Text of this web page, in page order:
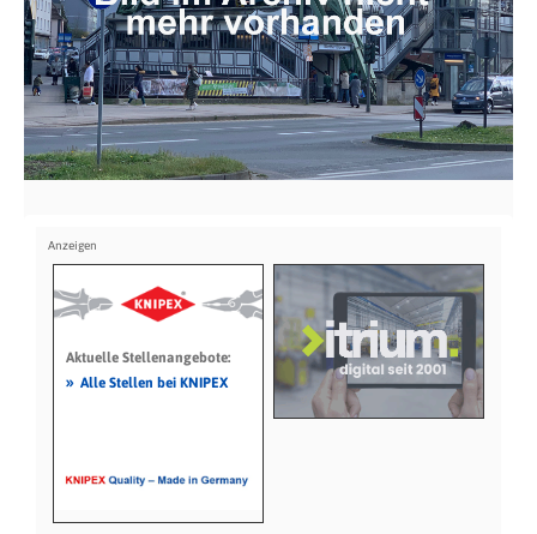
Aktuelle Stellenangebote:
» Alle Stellen bei KNIPEX